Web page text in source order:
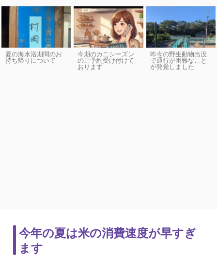
夏の海水浴期間のお
持ち帰りについて
今期のカニシーズン
のご予約受け付けて
おります
昨今の野生動物出没
で通行が困難なこと
が発覚しました
今年の夏は米の消費速度が早すぎ
ます